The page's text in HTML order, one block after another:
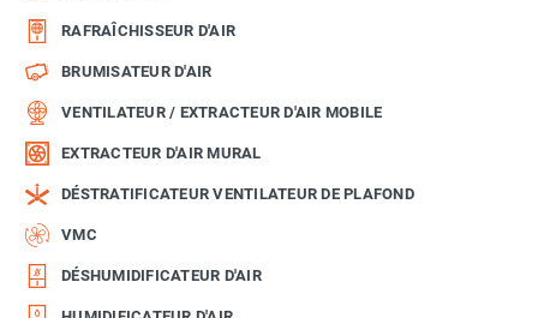
RAFRAÎCHISSEUR D'AIR
BRUMISATEUR D'AIR
VENTILATEUR / EXTRACTEUR D'AIR MOBILE
EXTRACTEUR D'AIR MURAL
DÉSTRATIFICATEUR VENTILATEUR DE PLAFOND
VMC
DÉSHUMIDIFICATEUR D'AIR